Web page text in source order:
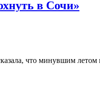
в Сочи»
что минувшим летом